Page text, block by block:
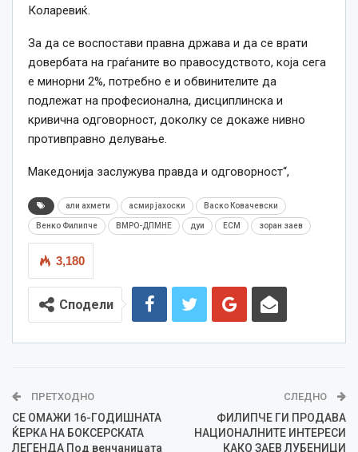
Коларевиќ.
За да се воспостави правна држава и да се врати
довербата на граѓаните во правосудството, која сега
е минорни 2%, потребно е и обвинителите да
подлежат на професионална, дисциплинска и
кривична одговорност, доколку се докаже нивно
противправно делување.
Македонија заслужува правда и одговорност“,
али ахмети асмир јахоски Васко Ковачевски
Венко Филипче ВМРО-ДПМНЕ дуи ЕСМ зоран заев
3,180
Сподели
ПРЕТХОДНО
СЕ ОМАЖИ 16-ГОДИШНАТА
ЌЕРКА НА БОКСЕРСКАТА
ЛЕГЕНДА Под венчаницата
СЛЕДНО
ФИЛИПЧЕ ГИ ПРОДАВА
НАЦИОНАЛНИТЕ ИНТЕРЕСИ
КАКО ЗАЕВ ЛУБЕНИЦИ